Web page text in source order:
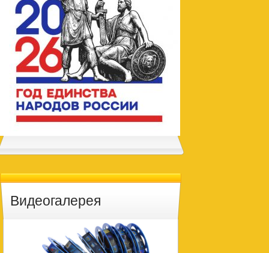
Видеогалерея